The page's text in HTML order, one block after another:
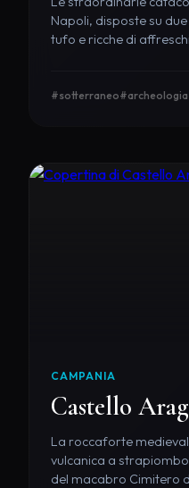
Napoli, disposte su
tufo e ricche di
#sotterraneo#archeologia
CAMPANIA
Castello
La roccaforte
vulcanica a
del macabro Cimitero